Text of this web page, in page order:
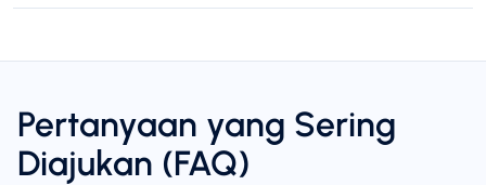
Pertanyaan yang Sering
Diajukan (FAQ)